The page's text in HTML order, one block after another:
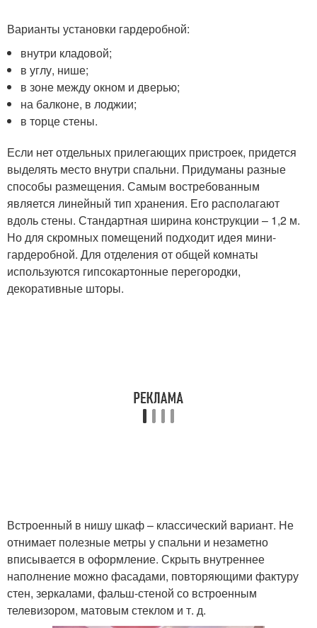
Варианты установки гардеробной:
внутри кладовой;
в углу, нише;
в зоне между окном и дверью;
на балконе, в лоджии;
в торце стены.
Если нет отдельных прилегающих пристроек, придется
выделять место внутри спальни. Придуманы разные
способы размещения. Самым востребованным
является линейный тип хранения. Его располагают
вдоль стены. Стандартная ширина конструкции – 1,2 м.
Но для скромных помещений подходит идея мини-
гардеробной. Для отделения от общей комнаты
используются гипсокартонные перегородки,
декоративные шторы.
Встроенный в нишу шкаф – классический вариант. Не
отнимает полезные метры у спальни и незаметно
вписывается в оформление. Скрыть внутреннее
наполнение можно фасадами, повторяющими фактуру
стен, зеркалами, фальш-стеной со встроенным
телевизором, матовым стеклом и т. д.